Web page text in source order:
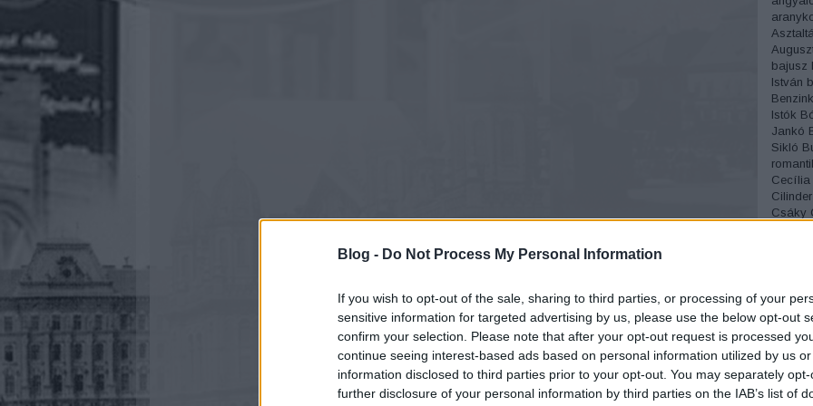
Blog - Do Not Process My Personal Information
If you wish to opt-out of the sale, sharing to third parties, or processing of your
sensitive information for targeted advertising by us, please use the below opt-out
confirm your selection. Please note that after your opt-out request is processed
continue seeing interest-based ads based on personal information utilized by us
information disclosed to third parties prior to your opt-out. You may separately
further disclosure of your personal information by third parties on the IAB’s list of
bajusz
István
Istók
Jankó
Sikló
Cecília
Cilinder
Csáky
Erdélyi
Miksa
Fedák
József
temető